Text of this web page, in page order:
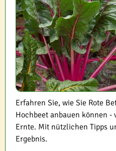
Erfahren Sie, wie Sie Rote
Hochbeet anbauen können -
Ernte. Mit nützlichen Tipps
Ergebnis.